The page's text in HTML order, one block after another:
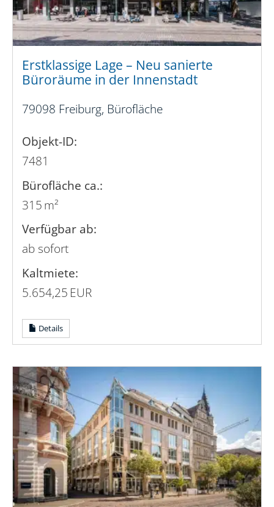
Erstklassige Lage – Neu sanierte
Büroräume in der Innenstadt
79098 Freiburg, Bürofläche
Objekt-ID:
7481
Bürofläche ca.:
315 m²
Verfügbar ab:
ab sofort
Kaltmiete:
5.654,25 EUR
Details